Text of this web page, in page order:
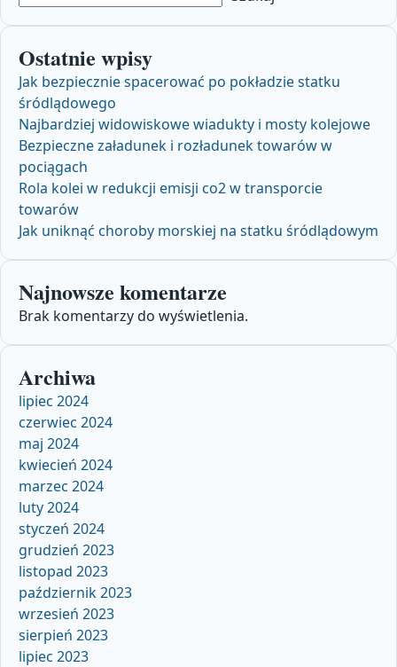
Ostatnie wpisy
Jak bezpiecznie spacerować po pokładzie statku
śródlądowego
Najbardziej widowiskowe wiadukty i mosty kolejowe
Bezpieczne załadunek i rozładunek towarów w
pociągach
Rola kolei w redukcji emisji co2 w transporcie
towarów
Jak uniknąć choroby morskiej na statku śródlądowym
Najnowsze komentarze
Brak komentarzy do wyświetlenia.
Archiwa
lipiec 2024
czerwiec 2024
maj 2024
kwiecień 2024
marzec 2024
luty 2024
styczeń 2024
grudzień 2023
listopad 2023
październik 2023
wrzesień 2023
sierpień 2023
lipiec 2023